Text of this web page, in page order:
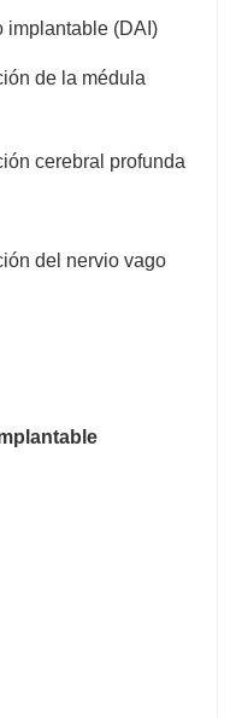
implantable (DAI)
de la médula
cerebral profunda
del nervio vago